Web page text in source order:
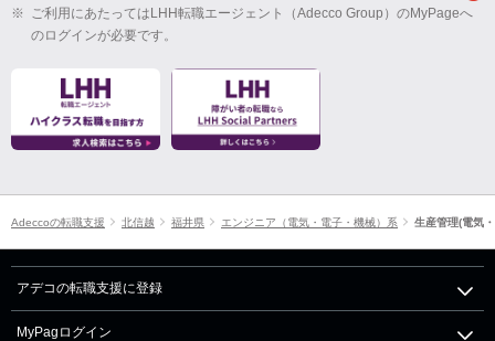
※ ご利用にあたってはLHH転職エージェント（Adecco Group）のMyPageへ
のログインが必要です。
Adeccoの転職支援 北信越 福井県 エンジニア（電気・電子・機械）系 生産管理(電気
アデコの転職支援に登録
MyPagログイン